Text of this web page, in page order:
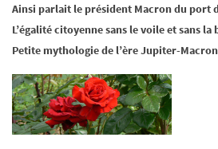
Ainsi parlait le président Macron du port
L’égalité citoyenne sans le voile et sans la
Petite mythologie de l’ère Jupiter-Macron